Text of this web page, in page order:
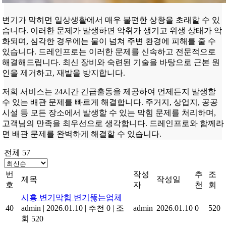
변기가 막히면 일상생활에서 매우 불편한 상황을 초래할 수 있
습니다. 이러한 문제가 발생하면 악취가 생기고 위생 상태가 악
화되며, 심각한 경우에는 물이 넘쳐 주변 환경에 피해를 줄 수
있습니다. 드레인프로는 이러한 문제를 신속하고 전문적으로
해결해드립니다. 최신 장비와 숙련된 기술을 바탕으로 근본 원
인을 제거하고, 재발을 방지합니다.
저희 서비스는 24시간 긴급출동을 제공하여 언제든지 발생할
수 있는 배관 문제를 빠르게 해결합니다. 주거지, 상업지, 공공
시설 등 모든 장소에서 발생할 수 있는 막힘 문제를 처리하며,
고객님의 만족을 최우선으로 생각합니다. 드레인프로와 함께라
면 배관 문제를 완벽하게 해결할 수 있습니다.
전체 57
번
호
제목
작성
자
작성일
추
천
조
회
40
시흥 변기막힘 변기뚫는업체
admin | 2026.01.10 | 추천 0 | 조
회 520
admin 2026.01.10 0 520